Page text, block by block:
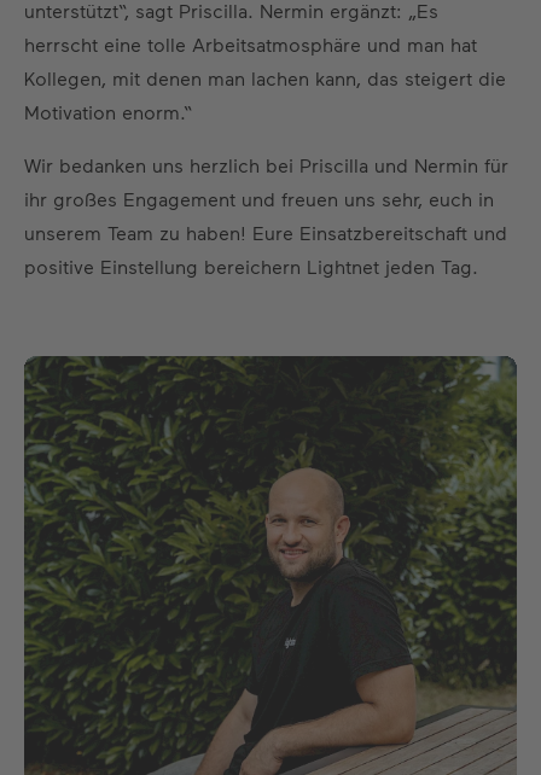
unterstützt“, sagt Priscilla. Nermin ergänzt: „Es
herrscht eine tolle Arbeitsatmosphäre und man hat
Kollegen, mit denen man lachen kann, das steigert die
Motivation enorm.“
Wir bedanken uns herzlich bei Priscilla und Nermin für
ihr großes Engagement und freuen uns sehr, euch in
unserem Team zu haben! Eure Einsatzbereitschaft und
positive Einstellung bereichern Lightnet jeden Tag.